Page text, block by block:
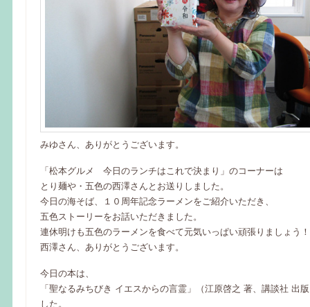
みゆさん、ありがとうございます。
「松本グルメ 今日のランチはこれで決まり」のコーナーは
とり麺や・五色の西澤さんとお送りしました。
今日の海そば、１０周年記念ラーメンをご紹介いただき、
五色ストーリーをお話いただきました。
連休明けも五色のラーメンを食べて元気いっぱい頑張りましょう！
西澤さん、ありがとうございます。
今日の本は、
「聖なるみちびき イエスからの言霊」（江原啓之 著、講談社 出
した。